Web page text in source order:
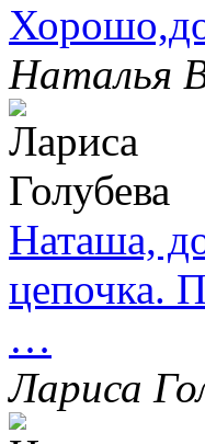
Наталья
Наташа,
цепочка.
…
Лариса